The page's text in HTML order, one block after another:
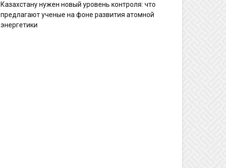
Казахстану нужен новый уровень контроля: что
предлагают ученые на фоне развития атомной
энергетики